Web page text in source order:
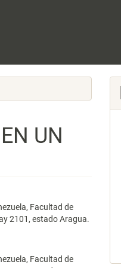
UN
Facultad de
2101, estado Aragua.
Facultad de